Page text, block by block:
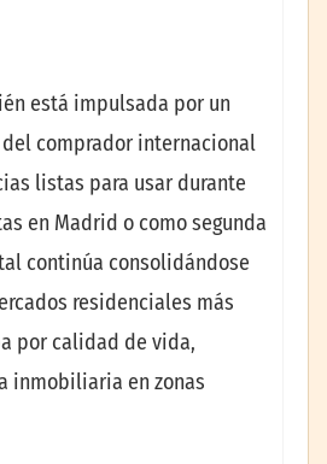
está impulsada por un
comprador internacional
listas para usar durante
en Madrid o como segunda
continúa consolidándose
residenciales más
por calidad de vida,
inmobiliaria en zonas